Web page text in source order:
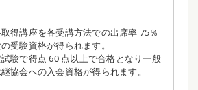
得講座を各受講方法での出席率 75％
受験資格が得られます。
験で得点 60 点以上で合格となり一般
協会への入会資格が得られます。